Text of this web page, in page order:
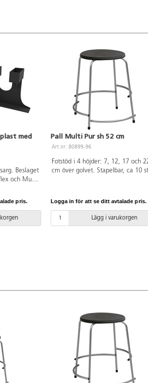
med
Beslaget
och Multi.
pris.
Pall Multi Pur sh 52 cm
Art.nr: 80899-96
Fotstöd i 4 höjder: 7, 12, 17 och
cm över golvet. Stapelbar, ca 10
Logga in för att se ditt avtalade pris.
Lägg i varukorgen